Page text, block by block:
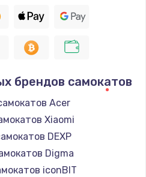
брендов самокатов
Acer
Xiaomi
DEXP
Digma
iconBIT